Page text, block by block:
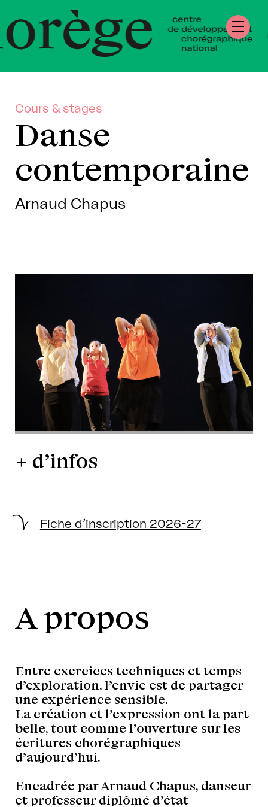
de
Cours & stages
Danse
contemporaine
Arnaud Chapus
+ d’infos
Fiche d’inscription 2026-27
A propos
Entre exercices techniques et temps
d’exploration, l’envie est de partager
une expérience sensible.
La création et l’expression ont la part
belle, tout comme l’ouverture sur les
écritures chorégraphiques
d’aujourd’hui.
Encadrée par Arnaud Chapus, danseur
et professeur diplômé d’état